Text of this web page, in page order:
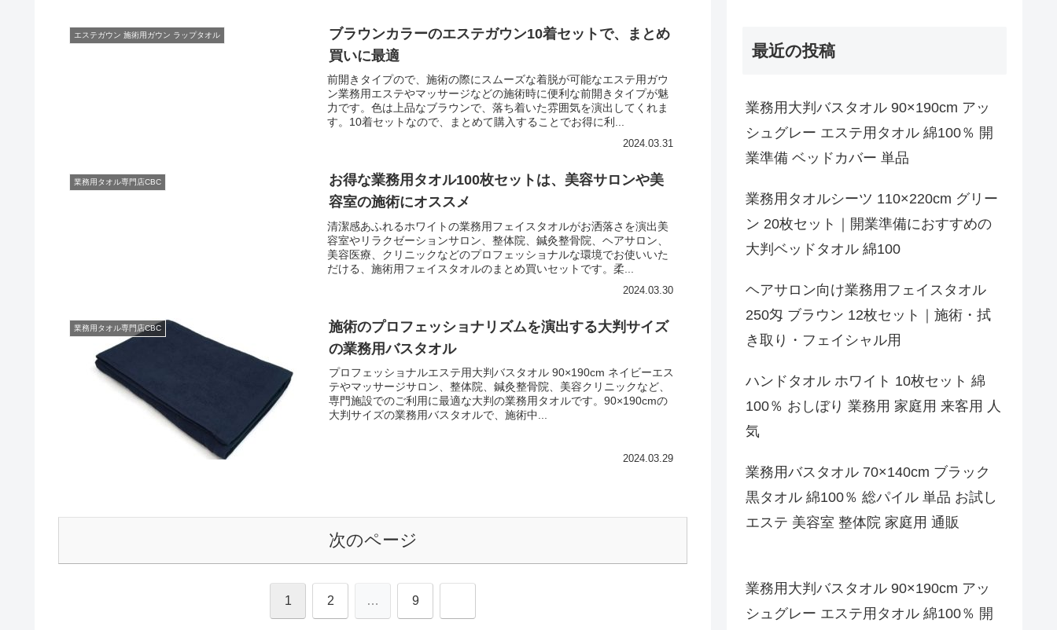
エステガウン 施術用ガウン ラップタオル
ブラウンカラーのエステガウン10着セットで、まとめ
買いに最適
前開きタイプので、施術の際にスムーズな着脱が可能なエステ用ガウ
ン業務用エステやマッサージなどの施術時に便利な前開きタイプが魅
力です。色は上品なブラウンで、落ち着いた雰囲気を演出してくれま
す。10着セットなので、まとめて購入することでお得に利...
2024.03.31
業務用タオル専門店CBC
お得な業務用タオル100枚セットは、美容サロンや美
容室の施術にオススメ
清潔感あふれるホワイトの業務用フェイスタオルがお洒落さを演出美
容室やリラクゼーションサロン、整体院、鍼灸整骨院、ヘアサロン、
美容医療、クリニックなどのプロフェッショナルな環境でお使いいた
だける、施術用フェイスタオルのまとめ買いセットです。柔...
2024.03.30
業務用タオル専門店CBC
施術のプロフェッショナリズムを演出する大判サイズ
の業務用バスタオル
プロフェッショナルエステ用大判バスタオル 90×190cm ネイビーエス
テやマッサージサロン、整体院、鍼灸整骨院、美容クリニックなど、
専門施設でのご利用に最適な大判の業務用タオルです。90×190cmの
大判サイズの業務用バスタオルで、施術中...
2024.03.29
次のページ
1 2 … 9
最近の投稿
業務用大判バスタオル 90×190cm アッ
シュグレー エステ用タオル 綿100％ 開
業準備 ベッドカバー 単品
業務用タオルシーツ 110×220cm グリー
ン 20枚セット｜開業準備におすすめの
大判ベッドタオル 綿100
ヘアサロン向け業務用フェイスタオル
250匁 ブラウン 12枚セット｜施術・拭
き取り・フェイシャル用
ハンドタオル ホワイト 10枚セット 綿
100％ おしぼり 業務用 家庭用 来客用 人
気
業務用バスタオル 70×140cm ブラック
黒タオル 綿100％ 総パイル 単品 お試し
エステ 美容室 整体院 家庭用 通販
業務用大判バスタオル 90×190cm アッ
シュグレー エステ用タオル 綿100％ 開